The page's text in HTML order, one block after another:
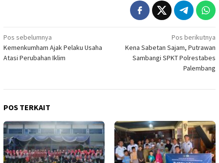
Navigasi
pos
Pos sebelumnya
Kemenkumham Ajak Pelaku Usaha
Atasi Perubahan Iklim
Pos berikutnya
Kena Sabetan Sajam, Putrawan
Sambangi SPKT Polrestabes
Palembang
POS TERKAIT